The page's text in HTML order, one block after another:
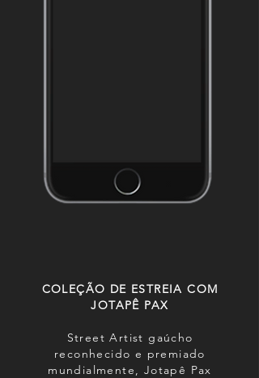
COLEÇÃO DE ESTREIA COM
JOTAPÊ PAX
Street Artist gaúcho
reconhecido e premiado
mundialmente, Jotapê Pax